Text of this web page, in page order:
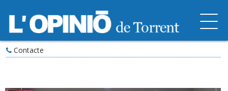
Contacte